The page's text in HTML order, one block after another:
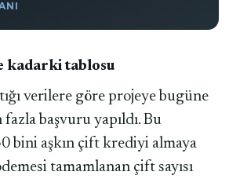
kadarki tablosu
verilere göre projeye bugüne
başvuru yapıldı. Bu
bini aşkın çift krediyi almaya
tamamlanan çift sayısı